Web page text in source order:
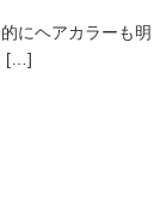
にヘアカラーも明
[…]